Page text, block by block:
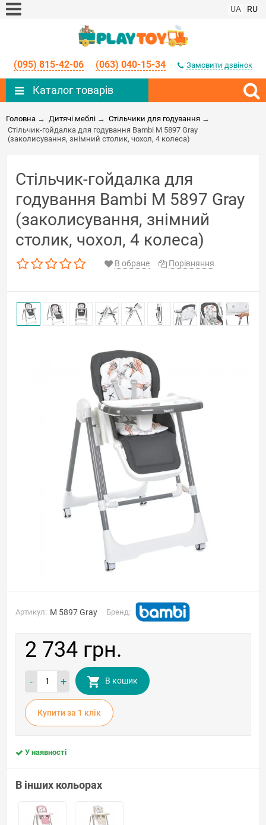
UA RU
(095) 815-42-06 (063) 040-15-34 Замовити дзвінок
Каталог товарів
Головна → Дитячі меблі → Стільчики для годування →
Стільчик-гойдалка для годування Bambi M 5897 Gray
(заколисування, знімний столик, чохол, 4 колеса)
Стільчик-гойдалка для
годування Bambi M 5897 Gray
(заколисування, знімний
столик, чохол, 4 колеса)
В обране Порівняння
Артикул: M 5897 Gray Бренд:
2 734 грн.
- + В кошик
Купити за 1 клiк
У наявності
В інших кольорах